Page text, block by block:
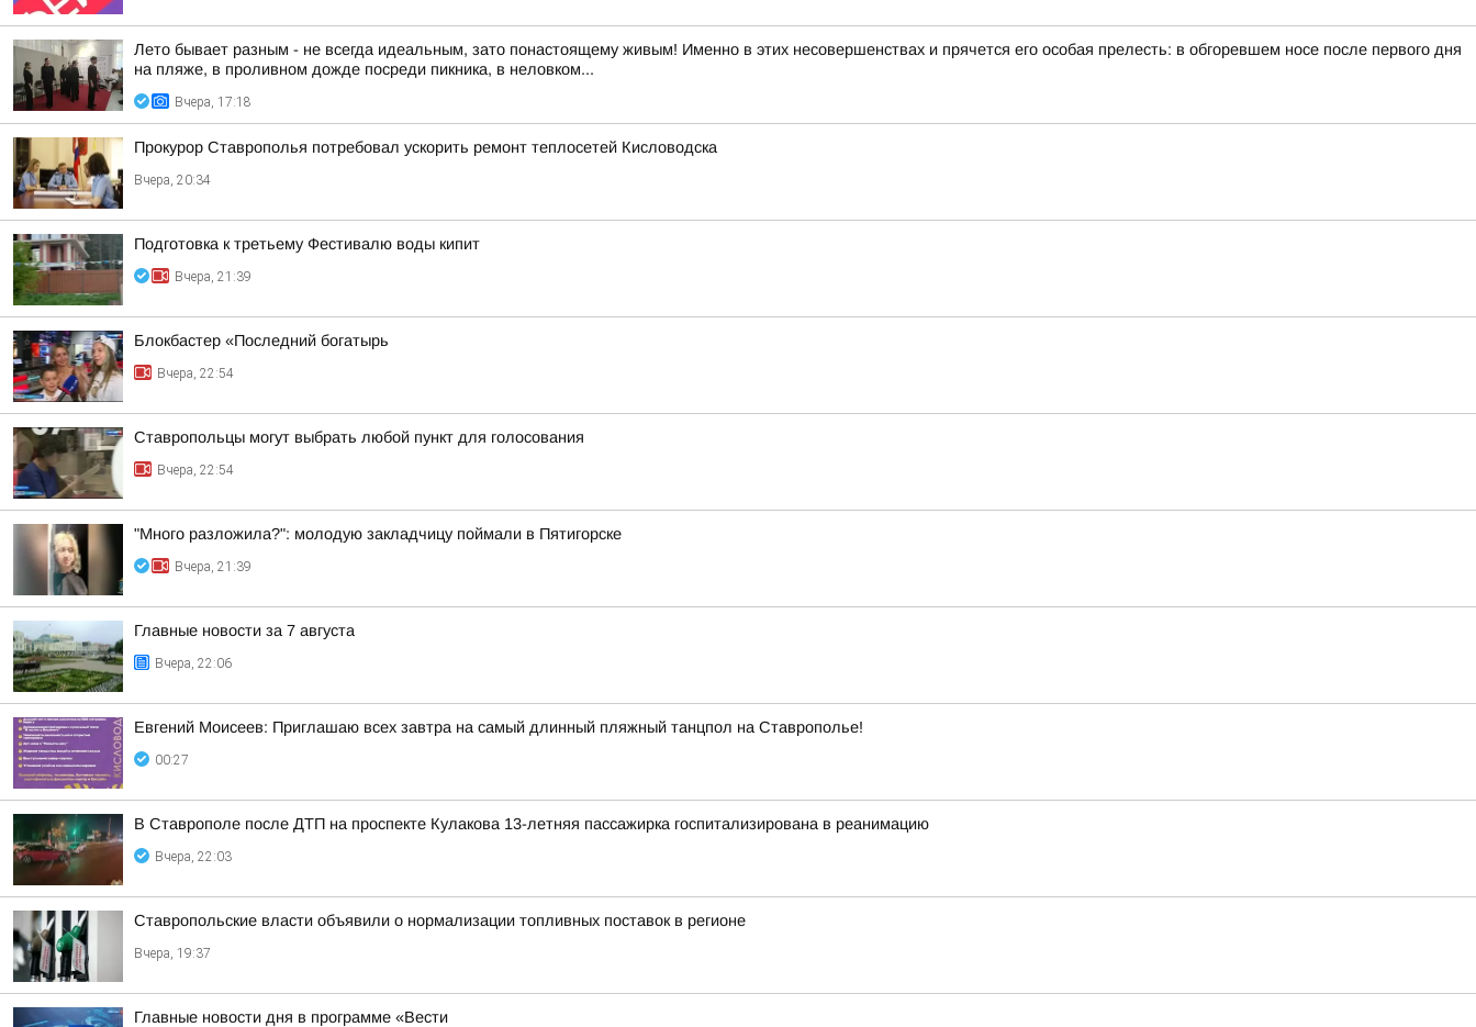
Лето бывает разным - не всегда идеальным, зато понастоящему живым! Именно в этих несовершенствах и прячется его особая прелесть: в обгоревшем носе после первого дня
на пляже, в проливном дожде посреди пикника, в неловком...
Вчера, 17:18
Прокурор Ставрополья потребовал ускорить ремонт теплосетей Кисловодска
Вчера, 20:34
Подготовка к третьему Фестивалю воды кипит
Вчера, 21:39
Блокбастер «Последний богатырь
Вчера, 22:54
Ставропольцы могут выбрать любой пункт для голосования
Вчера, 22:54
"Много разложила?": молодую закладчицу поймали в Пятигорске
Вчера, 21:39
Главные новости за 7 августа
Вчера, 22:06
Евгений Моисеев: Приглашаю всех завтра на самый длинный пляжный танцпол на Ставрополье!
00:27
В Ставрополе после ДТП на проспекте Кулакова 13-летняя пассажирка госпитализирована в реанимацию
Вчера, 22:03
Ставропольские власти объявили о нормализации топливных поставок в регионе
Вчера, 19:37
Главные новости дня в программе «Вести